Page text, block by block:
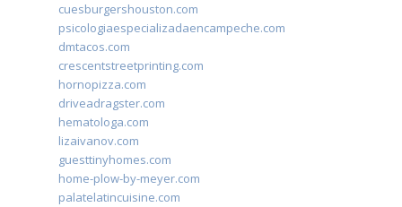
cuesburgershouston.com
psicologiaespecializadaencampeche.com
dmtacos.com
crescentstreetprinting.com
hornopizza.com
driveadragster.com
hematologa.com
lizaivanov.com
guesttinyhomes.com
home-plow-by-meyer.com
palatelatincuisine.com